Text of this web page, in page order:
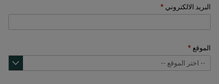
البريد الالكتروني
الموقع